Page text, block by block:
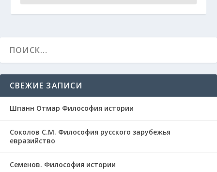
СВЕЖИЕ ЗАПИСИ
Шпанн Отмар Философия истории
Соколов С.М. Философия русского зарубежья
евразийство
Семенов. Философия истории